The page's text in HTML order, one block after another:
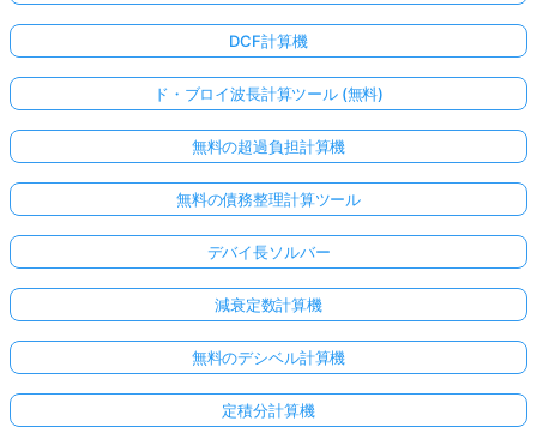
DCF計算機
ド・ブロイ波長計算ツール (無料)
無料の超過負担計算機
無料の債務整理計算ツール
デバイ長ソルバー
減衰定数計算機
無料のデシベル計算機
定積分計算機